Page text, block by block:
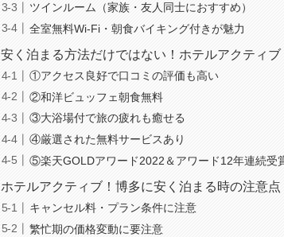
ツインルーム（家族・友人同士におすすめ）
全室無料Wi-Fi・朝食バイキング付きが魅力
安く泊まる方法だけではない！ホテルアクティ
①アクセス良好で口コミの評価も高い
②和洋ビュッフェ朝食無料
③大浴場付で旅の疲れも癒せる
④厳選された無料サービスあり
⑤楽天GOLDアワード2022＆アワード12年連続受
ホテルアクティブ！博多に安く泊まる時の注意点
キャンセル料・プラン条件に注意
繁忙期の価格変動に要注意